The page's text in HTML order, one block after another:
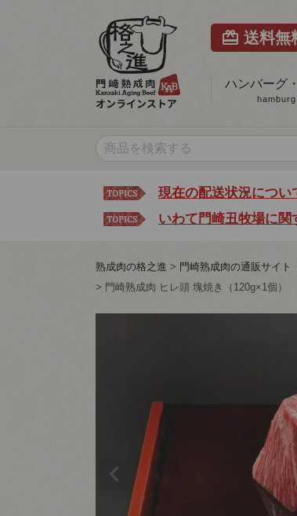
card_giftcard 送料無
ハンバーグ
現在の配送状況につい
いわて門崎丑牧場に
熟成肉の格之進 門崎熟成肉の通販サイト
門崎熟成肉 ヒレ頭 塊焼き（120g×1個）